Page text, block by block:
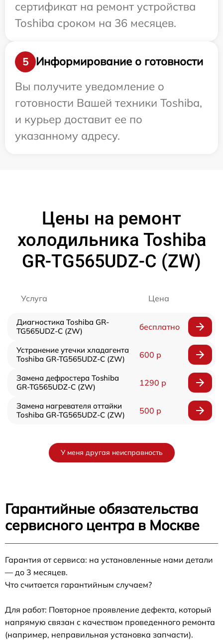
сертификат на ремонт устройства
Toshiba сроком на 36 месяцев.
5
Информирование о готовности
Вы получите уведомление о
готовности Вашей техники Toshiba,
и курьер доставит ее по
указанному адресу.
Цены на ремонт
холодильника Toshiba
GR-TG565UDZ-C (ZW)
Услуга Цена
Диагностика Toshiba GR-
TG565UDZ-C (ZW)
бесплатно
Устранение утечки хладагента
Toshiba GR-TG565UDZ-C (ZW)
600 р
Замена дефростера Toshiba
GR-TG565UDZ-C (ZW)
1290 р
Замена нагревателя оттайки
Toshiba GR-TG565UDZ-C (ZW)
500 р
У меня другая неисправность
Гарантийные обязательства
сервисного центра в Москве
Гарантия от сервиса: на установленные нами детали
— до 3 месяцев.
Что считается гарантийным случаем?
Для работ: Повторное проявление дефекта, который
напрямую связан с качеством проведенного ремонта
(например, неправильная установка запчасти).